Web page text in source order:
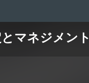
マネジメント